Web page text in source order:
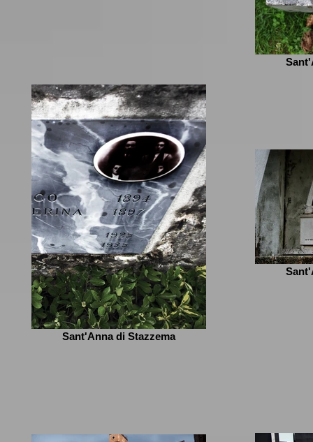
Sant'Anna di Stazzema